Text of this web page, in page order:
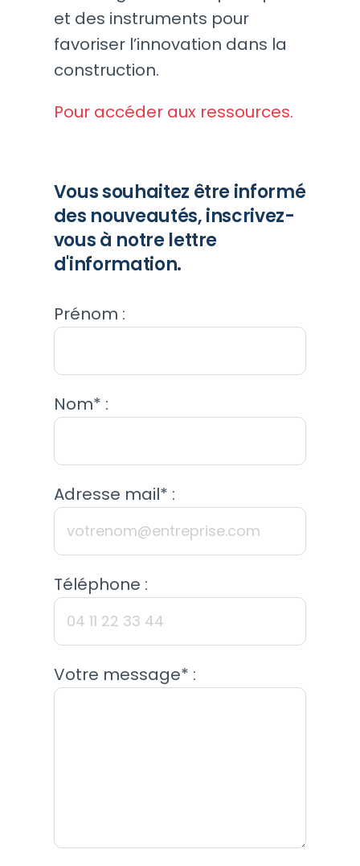
et des instruments pour
favoriser l’innovation dans la
construction.
Pour accéder aux ressources.
Vous souhaitez être informé
des nouveautés, inscrivez-
vous à notre lettre
d'information.
Prénom :
Nom* :
Adresse mail* :
Téléphone :
Votre message* :